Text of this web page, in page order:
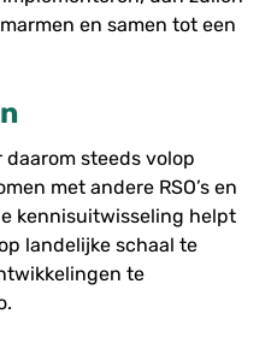
en samen tot een
daarom steeds volop
met andere RSO’s en
kennisuitwisseling helpt
landelijke schaal te
te